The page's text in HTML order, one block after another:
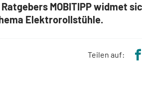
MOBITIPP widmet
Elektrorollstühle.
Teilen auf: